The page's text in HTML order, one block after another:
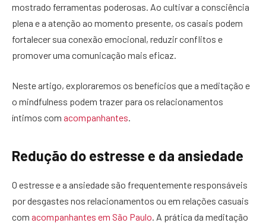
mostrado ferramentas poderosas. Ao cultivar a consciência
plena e a atenção ao momento presente, os casais podem
fortalecer sua conexão emocional, reduzir conflitos e
promover uma comunicação mais eficaz.
Neste artigo, exploraremos os benefícios que a meditação e
o mindfulness podem trazer para os relacionamentos
íntimos com acompanhantes.
Redução do estresse e da ansiedade
O estresse e a ansiedade são frequentemente responsáveis
por desgastes nos relacionamentos ou em relações casuais
com acompanhantes em São Paulo . A prática da meditação